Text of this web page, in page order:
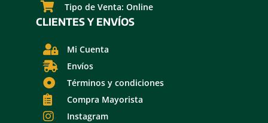
Tipo de Venta: Online
CLIENTES Y ENVÍOS
Mi Cuenta
Envíos
Términos y condiciones
Compra Mayorista
Instagram